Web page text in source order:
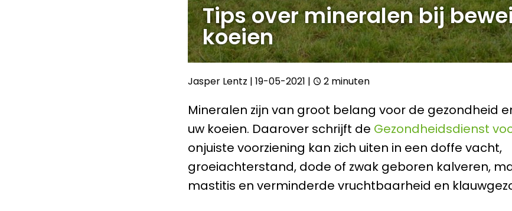
Tips over mineralen bij
koeien
Jasper Lentz | 19-05-2021 | 2 minuten
Mineralen zijn van groot belang voor de gezondheid
uw koeien. Daarover schrijft de Gezondheidsdienst
onjuiste voorziening kan zich uiten in een doffe vacht,
groeiachterstand, dode of zwak geboren kalveren,
mastitis en verminderde vruchtbaarheid en